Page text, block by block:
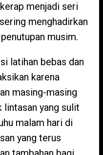
menjadi seri
menghadirkan
musim.
latihan bebas dan
karena
masing-masing
yang sulit
malam hari di
yang terus